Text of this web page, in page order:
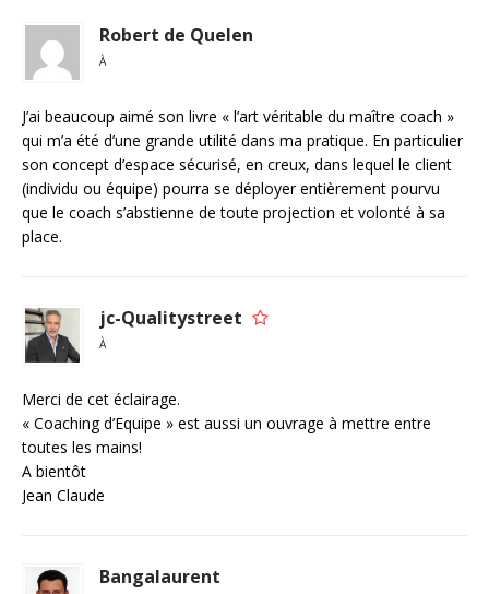
Robert de Quelen
À
J’ai beaucoup aimé son livre « l’art véritable du maître coach »
qui m’a été d’une grande utilité dans ma pratique. En particulier
son concept d’espace sécurisé, en creux, dans lequel le client
(individu ou équipe) pourra se déployer entièrement pourvu
que le coach s’abstienne de toute projection et volonté à sa
place.
jc-Qualitystreet
À
Merci de cet éclairage.
« Coaching d’Equipe » est aussi un ouvrage à mettre entre
toutes les mains!
A bientôt
Jean Claude
Bangalaurent